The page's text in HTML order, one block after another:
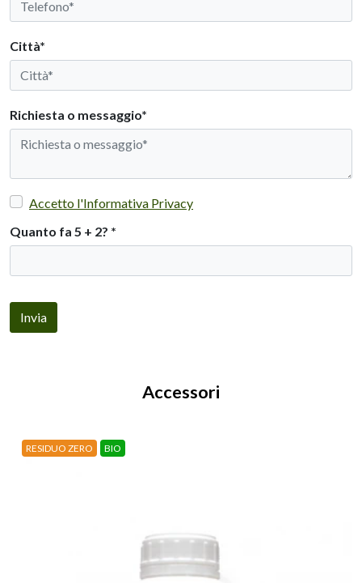
Città*
Richiesta o messaggio*
Accetto l'Informativa Privacy
Quanto fa 5 + 2? *
Invia
Accessori
RESIDUO ZERO BIO